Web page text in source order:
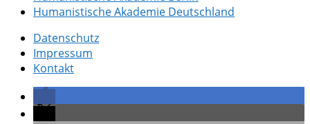
Humanistische Akademie Deutschland
Datenschutz
Impressum
Kontakt